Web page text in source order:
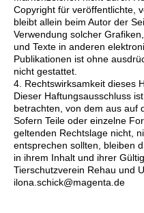
Copyright für veröffentlichte,
bleibt allein beim Autor der
Verwendung solcher
und Texte in anderen
Publikationen ist ohne
nicht gestattet.
4. Rechtswirksamkeit dieses
Dieser Haftungsausschluss
betrachten, von dem aus auf
Sofern Teile oder einzelne
geltenden Rechtslage nicht,
entsprechen sollten, bleiben
in ihrem Inhalt und ihrer
Tierschutzverein Rehau und
ilona.schick@magenta.de